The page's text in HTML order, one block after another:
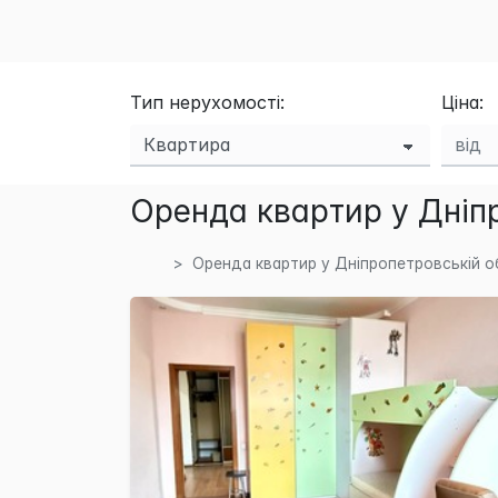
Тип нерухомості: Ціна:
Оренда квартир у
Оренда квартир у Дніпропетровській